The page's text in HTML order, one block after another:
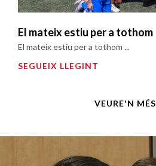
El mateix estiu per a tothom
El mateix estiu per a tothom ...
SEGUEIX LLEGINT
VEURE'N MÉS